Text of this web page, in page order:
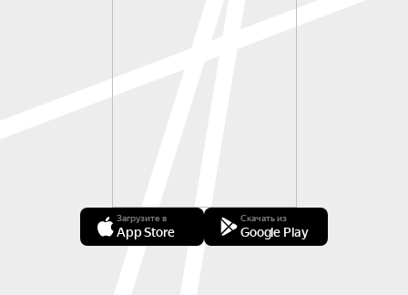
Загрузите в
App Store
Скачать из
Google Play